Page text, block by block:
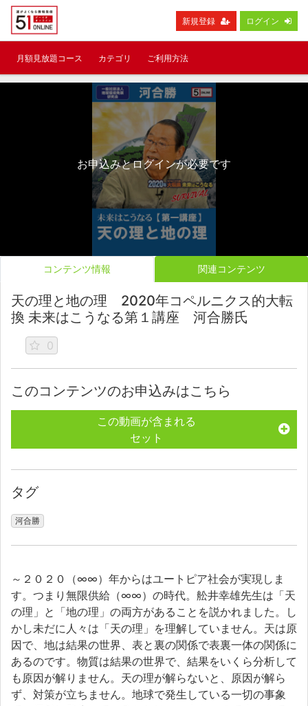
新規登録 ログイン
月額見放題コース カテゴリ ご利用方法
お申込みとログインが必要です
コンテンツ情報 関連コンテンツ
天の理と地の理 2020年コペルニクス的大転
換 未来はこうなる第１講座 河合勝氏
0
このコンテンツのお申込みはこちら
この動画が含まれる
セット
タグ
河合勝
～２０２０（∞∞）年からはユートピア社会が実現しま
す。つまり無限供給（∞∞）の時代。舩井幸雄先生は「天
の理」と「地の理」の両方があることを説かれました。し
かし未だに人々は「天の理」を理解していません。天は原
因で、地は結果の世界、表と裏の関係で表裏一体の関係に
あるのです。物質は結果の世界で、結果をいくら分析して
も原因が解りません。天の理が解らないと、原因が解ら
ず、対策が立ちません。地球で発生している一切の事象